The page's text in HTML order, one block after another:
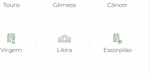
Touro Gêmeos Câncer
Virgem Libra Escorpião